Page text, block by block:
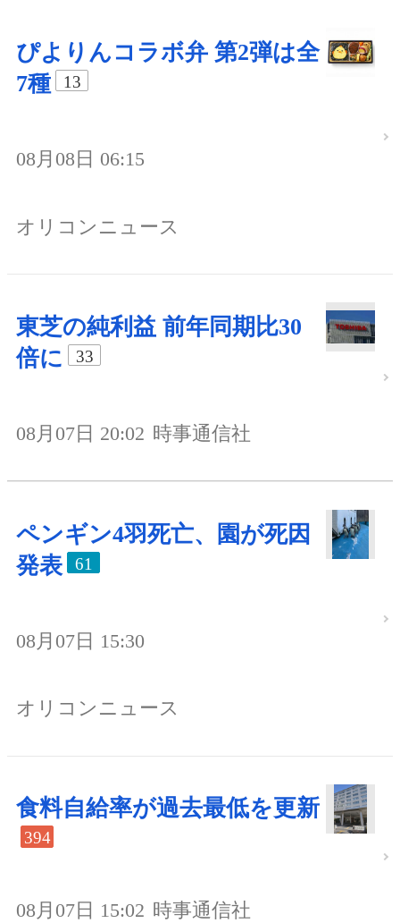
ぴよりんコラボ弁 第2弾は全
7種
13
08月08日 06:15
オリコンニュース
東芝の純利益 前年同期比30
倍に
33
08月07日 20:02 時事通信社
ペンギン4羽死亡、園が死因
発表
61
08月07日 15:30
オリコンニュース
食料自給率が過去最低を更新
394
08月07日 15:02 時事通信社